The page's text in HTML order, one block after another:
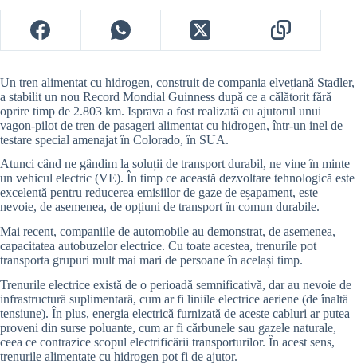
Un tren alimentat cu hidrogen, construit de compania elvețiană Stadler,
a stabilit un nou Record Mondial Guinness după ce a călătorit fără
oprire timp de 2.803 km. Isprava a fost realizată cu ajutorul unui
vagon-pilot de tren de pasageri alimentat cu hidrogen, într-un inel de
testare special amenajat în Colorado, în SUA.
Atunci când ne gândim la soluții de transport durabil, ne vine în minte
un vehicul electric (VE). În timp ce această dezvoltare tehnologică este
excelentă pentru reducerea emisiilor de gaze de eșapament, este
nevoie, de asemenea, de opțiuni de transport în comun durabile.
Mai recent, companiile de automobile au demonstrat, de asemenea,
capacitatea autobuzelor electrice. Cu toate acestea, trenurile pot
transporta grupuri mult mai mari de persoane în același timp.
Trenurile electrice există de o perioadă semnificativă, dar au nevoie de
infrastructură suplimentară, cum ar fi liniile electrice aeriene (de înaltă
tensiune). În plus, energia electrică furnizată de aceste cabluri ar putea
proveni din surse poluante, cum ar fi cărbunele sau gazele naturale,
ceea ce contrazice scopul electrificării transporturilor. În acest sens,
trenurile alimentate cu hidrogen pot fi de ajutor.